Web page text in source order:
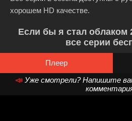
хорошем HD качестве.
Если бы я стал облаком
все серии
Плеер
📣 Уже смотрели? Напишите